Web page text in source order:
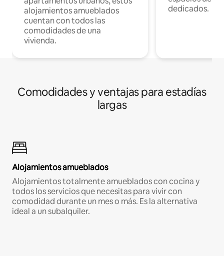
alojamientos amueblados
cuentan con todos las
comodidades de una
vivienda.
dedicados.
Comodidades y ventajas para estadías
largas
Alojamientos amueblados
Alojamientos totalmente amueblados con cocina y
todos los servicios que necesitas para vivir con
comodidad durante un mes o más. Es la alternativa
ideal a un subalquiler.